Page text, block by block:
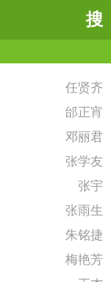
搜
任贤齐
邰正宵
邓丽君
张学友
张宇
张雨生
朱铭捷
梅艳芳